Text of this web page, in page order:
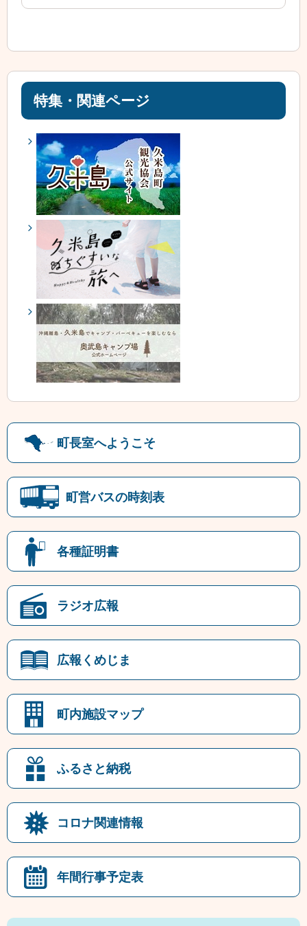
特集・関連ページ
町長室へようこそ
町営バスの時刻表
各種証明書
ラジオ広報
広報くめじま
町内施設マップ
ふるさと納税
コロナ関連情報
年間行事予定表